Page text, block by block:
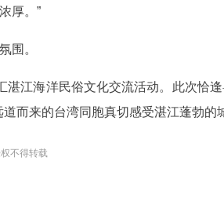
厚。”
围。
江海洋民俗文化交流活动。此次恰
而来的台湾同胞真切感受湛江蓬勃的
不得转载